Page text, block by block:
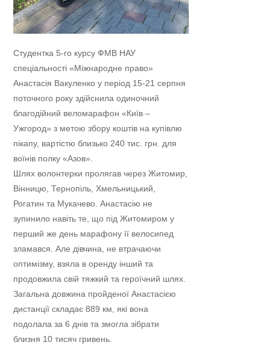
Студентка 5-го курсу ФМВ НАУ
спеціальності «Міжнародне право»
Анастасія Вакуленко у період 15-21 серпня
поточного року здійснила одиночний
благодійний веломарафон «Київ –
Ужгород» з метою збору коштів на купівлю
пікапу, вартістю близько 240 тис. грн. для
воїнів полку «Азов».
Шлях волонтерки пролягав через Житомир,
Вінницю, Тернопіль, Хмельницький,
Рогатин та Мукачево. Анастасію не
зупинило навіть те, що під Житомиром у
перший же день марафону її велосипед
зламався. Але дівчина, не втрачаючи
оптимізму, взяла в оренду інший та
продовжила свій тяжкий та героїчний шлях.
Загальна довжина пройденої Анастасією
дистанції складає 889 км, які вона
подолала за 6 днів та змогла зібрати
близня 10 тисяч гривень.